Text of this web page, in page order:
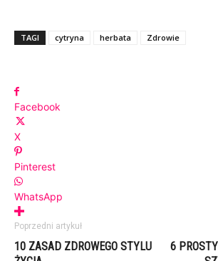
TAGI cytryna herbata Zdrowie
Facebook
X
Pinterest
WhatsApp
Poprzedni artykuł
10 ZASAD ZDROWEGO STYLU
6